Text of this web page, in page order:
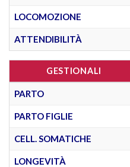
LOCOMOZIONE
ATTENDIBILITÀ
GESTIONALI
PARTO
PARTO FIGLIE
CELL. SOMATICHE
LONGEVITÀ